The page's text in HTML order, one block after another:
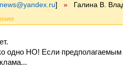
] » Галина В.
одно НО! Если предполагаемым